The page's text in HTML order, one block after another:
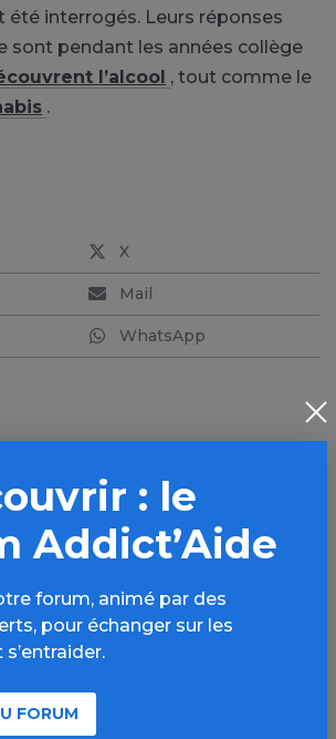
été interrogés. Leurs réponses
sont pendant les années collège
l’alcool , tout comme le
.
X
Mail
WhatsApp
plus loin sur
Alcool
FAQ, annuaires,
actualités...
: le
Addict’Aide
forum, animé par des
pour échanger sur les
FORUM